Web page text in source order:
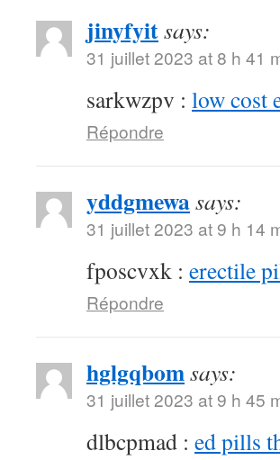
jinyfyitsays:
31 juillet 2023 at 8 h 41
sarkwzpv : low cost
Répondre
yddgmewasays:
31 juillet 2023 at 9 h 14
fposcvxk : erectile
Répondre
hglgqbomsays:
31 juillet 2023 at 9 h 45
dlbcpmad : ed pills